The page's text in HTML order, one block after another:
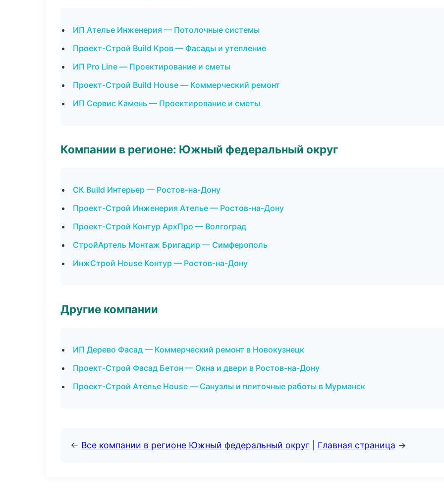
ИП Ателье Инженерия — Потолочные системы
Проект-Строй Build Кров — Фасады и утепление
ИП Pro Line — Проектирование и сметы
Проект-Строй Build House — Коммерческий ремонт
ИП Сервис Камень — Проектирование и сметы
Компании в регионе: Южный федеральный округ
СК Build Интерьер — Ростов-на-Дону
Проект-Строй Инженерия Ателье — Ростов-на-Дону
Проект-Строй Контур АрхПро — Волгоград
СтройАртель Монтаж Бригадир — Симферополь
ИнжСтрой House Контур — Ростов-на-Дону
Другие компании
ИП Дерево Фасад — Коммерческий ремонт в Новокузнецк
Проект-Строй Фасад Бетон — Окна и двери в Ростов-на-Дону
Проект-Строй Ателье House — Санузлы и плиточные работы в Мурманск
← Все компании в регионе Южный федеральный округ Главная страница →